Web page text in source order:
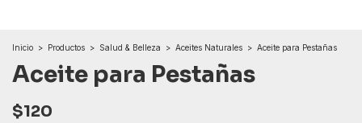
Inicio > Productos > Salud & Belleza > Aceites Naturales > Aceite para Pestañas
Aceite para Pestañas
$120